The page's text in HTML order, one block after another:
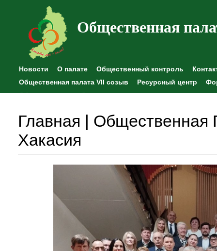
Общественная
Новости О палате Общественный контроль
Общественная палата VII созыв
Ресурсный центр
Общественные наблюдения
Главная | Общественная
Хакасия